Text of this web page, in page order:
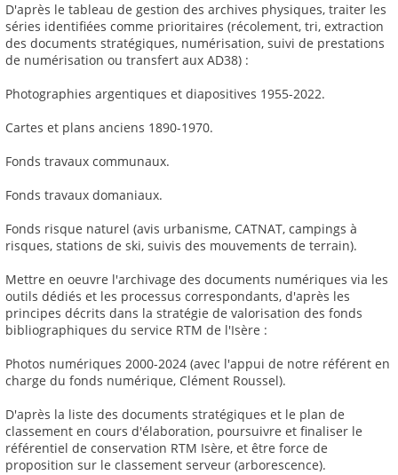
D'après le tableau de gestion des archives physiques, traiter les
séries identifiées comme prioritaires (récolement, tri, extraction
des documents stratégiques, numérisation, suivi de prestations
de numérisation ou transfert aux AD38) :
Photographies argentiques et diapositives 1955-2022.
Cartes et plans anciens 1890-1970.
Fonds travaux communaux.
Fonds travaux domaniaux.
Fonds risque naturel (avis urbanisme, CATNAT, campings à
risques, stations de ski, suivis des mouvements de terrain).
Mettre en oeuvre l'archivage des documents numériques via les
outils dédiés et les processus correspondants, d'après les
principes décrits dans la stratégie de valorisation des fonds
bibliographiques du service RTM de l'Isère :
Photos numériques 2000-2024 (avec l'appui de notre référent en
charge du fonds numérique, Clément Roussel).
D'après la liste des documents stratégiques et le plan de
classement en cours d'élaboration, poursuivre et finaliser le
référentiel de conservation RTM Isère, et être force de
proposition sur le classement serveur (arborescence).